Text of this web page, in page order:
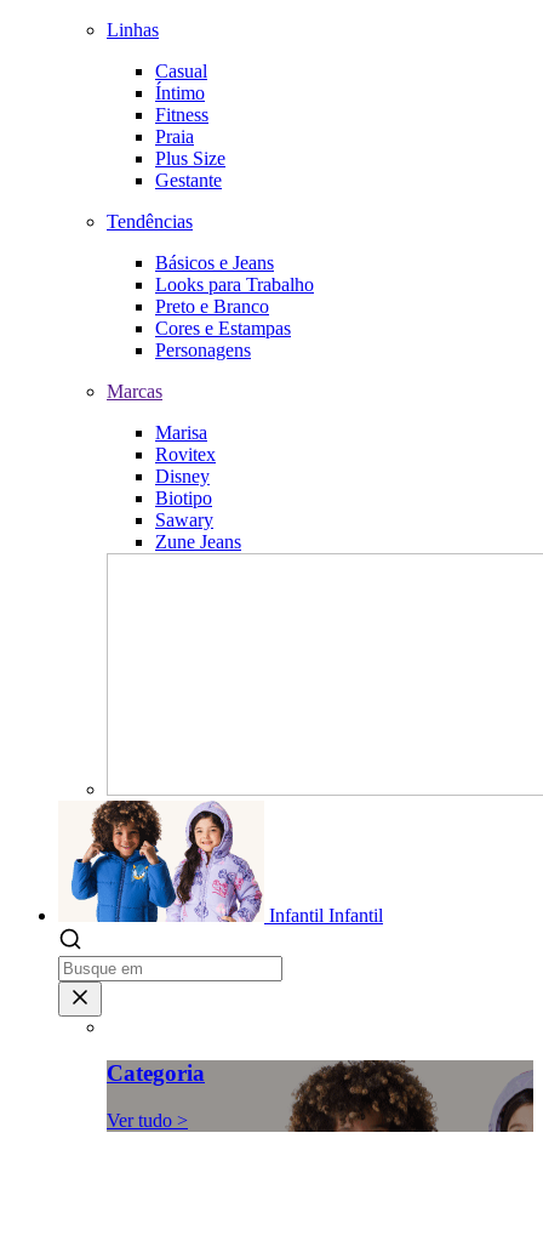
Linhas
Casual
Íntimo
Fitness
Praia
Plus Size
Gestante
Tendências
Básicos e Jeans
Looks para Trabalho
Preto e Branco
Cores e Estampas
Personagens
Marcas
Marisa
Rovitex
Disney
Biotipo
Sawary
Zune Jeans
Infantil Infantil
Categoria
Ver tudo >